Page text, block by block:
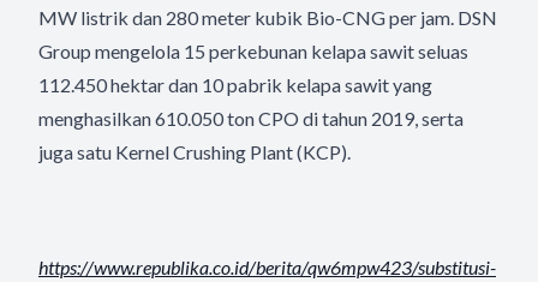
MW listrik dan 280 meter kubik Bio-CNG per jam. DSN
Group mengelola 15 perkebunan kelapa sawit seluas
112.450 hektar dan 10 pabrik kelapa sawit yang
menghasilkan 610.050 ton CPO di tahun 2019, serta
juga satu Kernel Crushing Plant (KCP).
https://www.republika.co.id/berita/qw6mpw423/substitusi-